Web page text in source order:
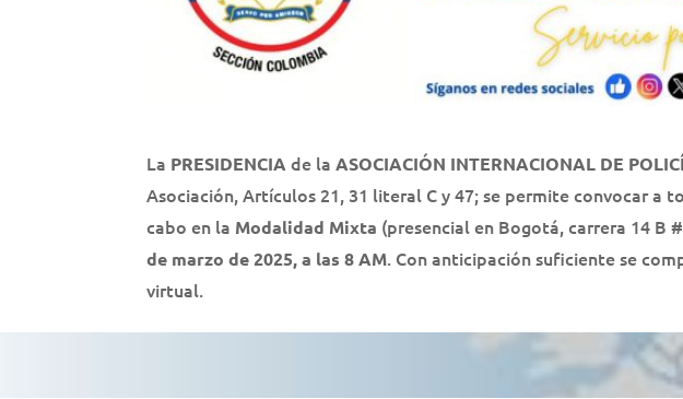
La PRESIDENCIAde la ASOCIACIÓN INTERNACIONAL DE
Asociación, Artículos 21, 31 literal C y 47; se permite convocar a
cabo en la Modalidad Mixta (presencial en Bogotá, carrera 14 B
de marzo de 2025, a las 8 AM. Con anticipación suficiente se
virtual.